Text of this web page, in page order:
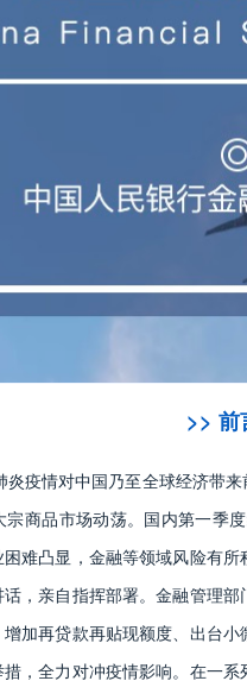
>> 前
疫情对中国乃至全球经济带
商品市场动荡。国内第一季
难凸显，金融等领域风险有
，亲自指挥部署。金融管理
加再贷款再贴现额度、出台
，全力对冲疫情影响。在一